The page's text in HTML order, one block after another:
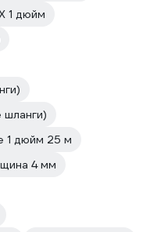
1 дюйм
1 дюйм 25 м
4 мм